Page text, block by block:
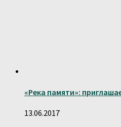
«Река памяти»:
13.06.2017